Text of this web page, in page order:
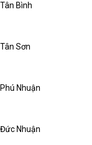
Bình
Sơn
Nhuận
Nhuận